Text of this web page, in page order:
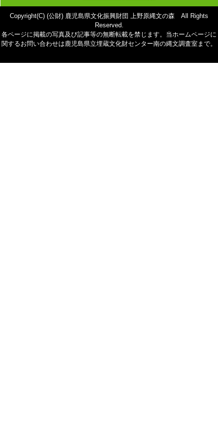
Copyright(C) (公財) 鹿児島県文化振興財団 上野原縄文の森 All Rights
Reserved.
各ページに掲載の写真及び記事等の無断転載を禁じます。当ホームページに
関するお問い合わせは鹿児島県立埋蔵文化財センター南の縄文調査室まで。